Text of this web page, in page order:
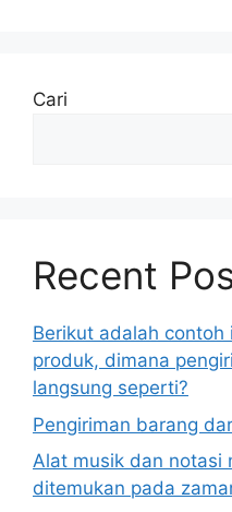
Cari
Recent
Berikut adalah contoh
produk, dimana
langsung seperti?
Pengiriman barang
Alat musik dan notasi
ditemukan pada